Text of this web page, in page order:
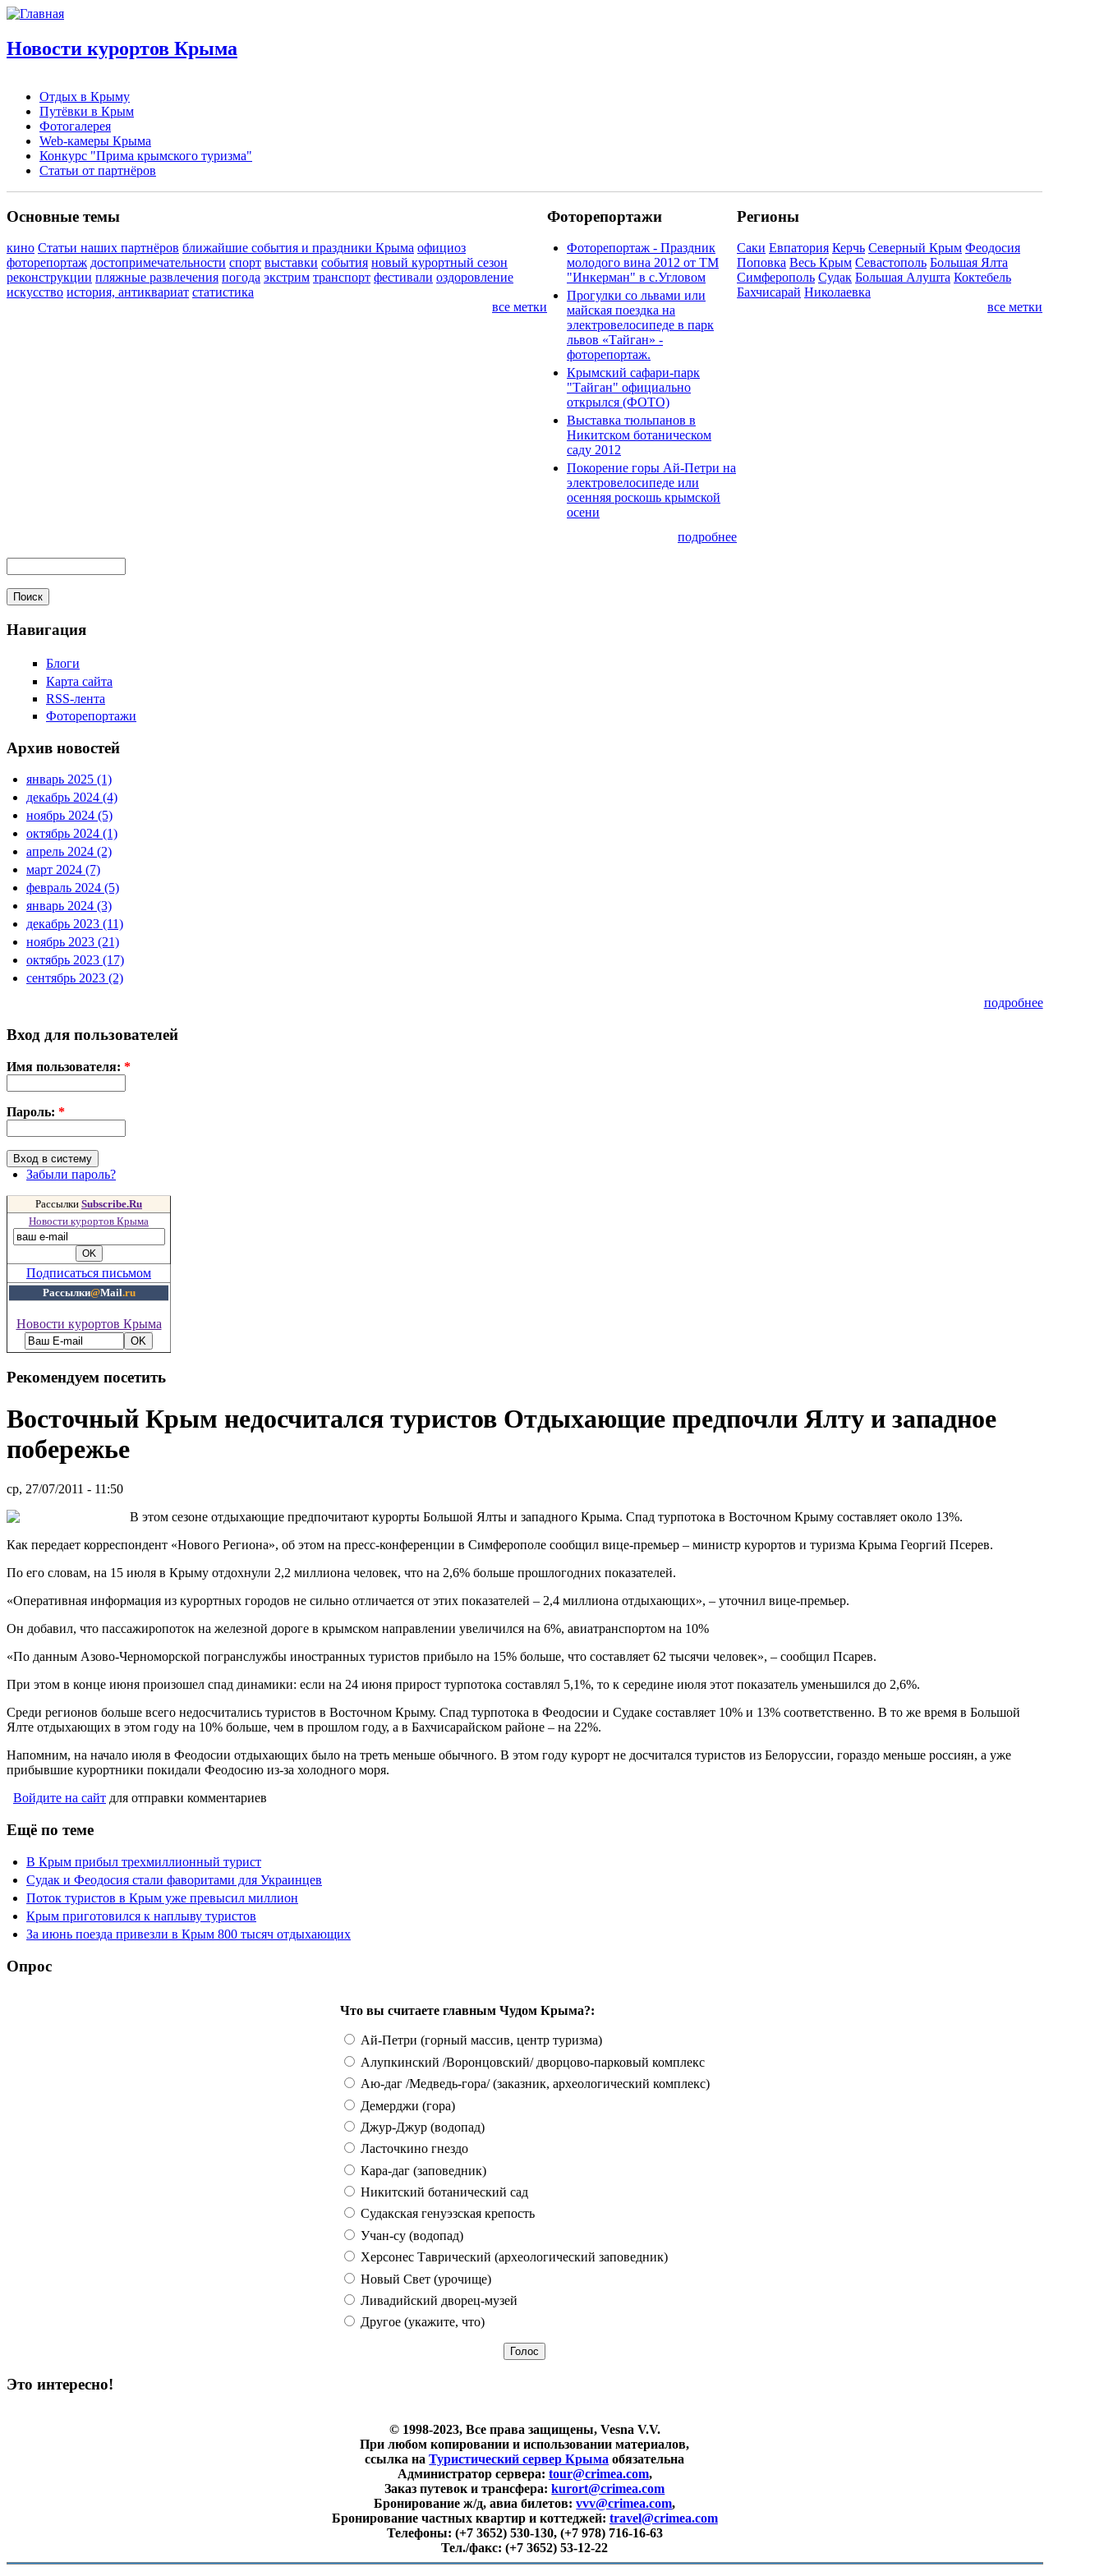
Новости курортов Крыма
Отдых в Крыму
Путёвки в Крым
Фотогалерея
Web-камеры Крыма
Конкурс "Прима крымского туризма"
Статьи от партнёров
Основные темы
кино Статьи наших партнёров ближайшие события и праздники Крыма официоз
фоторепортаж достопримечательности спорт выставки события новый курортный сезон
реконструкции пляжные развлечения погода экстрим транспорт фестивали оздоровление
искусство история, антиквариат статистика
все метки
Фоторепортажи
Фоторепортаж - Праздник
молодого вина 2012 от ТМ
"Инкерман" в с.Угловом
Прогулки cо львами или
майская поездка на
электровелосипеде в парк
львов «Тайган» -
фоторепортаж.
Крымский сафари-парк
"Тайган" официально
открылся (ФОТО)
Выставка тюльпанов в
Никитском ботаническом
саду 2012
Покорение горы Ай-Петри на
электровелосипеде или
осенняя роскошь крымской
осени
подробнее
Регионы
Саки Евпатория Керчь Северный Крым Феодосия
Поповка Весь Крым Севастополь Большая Ялта
Симферополь Судак Большая Алушта Коктебель
Бахчисарай Николаевка
все метки
Навигация
Блоги
Карта сайта
RSS-лента
Фоторепортажи
Архив новостей
январь 2025 (1)
декабрь 2024 (4)
ноябрь 2024 (5)
октябрь 2024 (1)
апрель 2024 (2)
март 2024 (7)
февраль 2024 (5)
январь 2024 (3)
декабрь 2023 (11)
ноябрь 2023 (21)
октябрь 2023 (17)
сентябрь 2023 (2)
подробнее
Вход для пользователей
Имя пользователя: *
Пароль: *
Забыли пароль?
Рассылки Subscribe.Ru
Новости курортов Крыма
Подписаться письмом
Рассылки@Mail.ru
Новости курортов Крыма
Рекомендуем посетить
Восточный Крым недосчитался туристов Отдыхающие предпочли Ялту и западное
побережье
ср, 27/07/2011 - 11:50
В этом сезоне отдыхающие предпочитают курорты Большой Ялты и западного Крыма. Спад турпотока в Восточном Крыму составляет около 13%.
Как передает корреспондент «Нового Региона», об этом на пресс-конференции в Симферополе сообщил вице-премьер – министр курортов и туризма Крыма Георгий Псерев.
По его словам, на 15 июля в Крыму отдохнули 2,2 миллиона человек, что на 2,6% больше прошлогодних показателей.
«Оперативная информация из курортных городов не сильно отличается от этих показателей – 2,4 миллиона отдыхающих», – уточнил вице-премьер.
Он добавил, что пассажиропоток на железной дороге в крымском направлении увеличился на 6%, авиатранспортом на 10%
«По данным Азово-Черноморской погранслужбы иностранных туристов прибыло на 15% больше, что составляет 62 тысячи человек», – сообщил Псарев.
При этом в конце июня произошел спад динамики: если на 24 июня прирост турпотока составлял 5,1%, то к середине июля этот показатель уменьшился до 2,6%.
Среди регионов больше всего недосчитались туристов в Восточном Крыму. Спад турпотока в Феодосии и Судаке составляет 10% и 13% соответственно. В то же время в Большой
Ялте отдыхающих в этом году на 10% больше, чем в прошлом году, а в Бахчисарайском районе – на 22%.
Напомним, на начало июля в Феодосии отдыхающих было на треть меньше обычного. В этом году курорт не досчитался туристов из Белоруссии, гораздо меньше россиян, а уже
прибывшие курортники покидали Феодосию из-за холодного моря.
Войдите на сайт для отправки комментариев
Ещё по теме
В Крым прибыл трехмиллионный турист
Судак и Феодосия стали фаворитами для Украинцев
Поток туристов в Крым уже превысил миллион
Крым приготовился к наплыву туристов
За июнь поезда привезли в Крым 800 тысяч отдыхающих
Опрос
Что вы считаете главным Чудом Крыма?:
Ай-Петри (горный массив, центр туризма)
Алупкинский /Воронцовский/ дворцово-парковый комплекс
Аю-даг /Медведь-гора/ (заказник, археологический комплекс)
Демерджи (гора)
Джур-Джур (водопад)
Ласточкино гнездо
Кара-даг (заповедник)
Никитский ботанический сад
Судакская генуэзская крепость
Учан-су (водопад)
Херсонес Таврический (археологический заповедник)
Новый Свет (урочище)
Ливадийский дворец-музей
Другое (укажите, что)
Это интересно!
© 1998-2023, Все права защищены, Vesna V.V.
При любом копировании и использовании материалов,
ссылка наТуристический сервер Крыма обязательна
Администратор сервера: tour@crimea.com,
Заказ путевок и трансфера:kurort@crimea.com
Бронирование ж/д, авиа билетов:vvv@crimea.com,
Бронирование частных квартир и коттеджей: travel@crimea.com
Телефоны: (+7 3652) 530-130, (+7 978) 716-16-63
Тел./факс:(+7 3652) 53-12-22